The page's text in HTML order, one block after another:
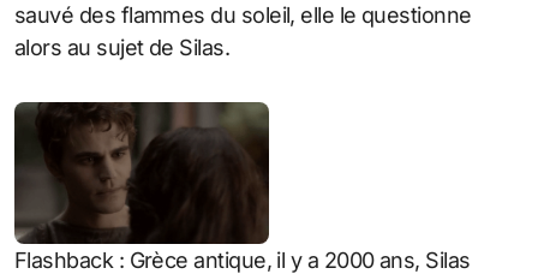
sauvé des flammes du soleil, elle le questionne
alors au sujet de Silas.
Flashback : Grèce antique, il y a 2000 ans, Silas